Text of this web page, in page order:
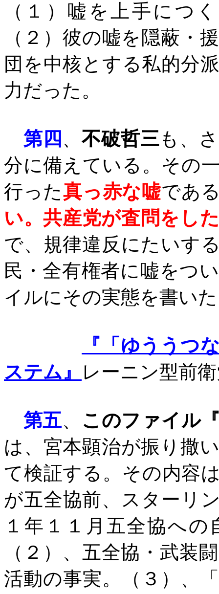
（１）嘘を上手につ
（２）彼の嘘を隠蔽・
団を中核とする私的分
力だった。
第四 、不破哲三も、
分に備えている。その
行った真っ赤な嘘であ
い。共産党が査問をし
で、規律違反にたいす
民・全有権者に嘘をつ
イルにその実態を書い
『「ゆううつ
ステム』
レーニン型前
第五、 このファイル
は、宮本顕治が振り撒
て検証する。その内容
が五全協前、スターリ
１年１１月五全協へ
（２）、五全協・武装
活動の事実。（３）、